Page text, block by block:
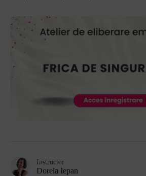
Instructor
Dorela Iepan